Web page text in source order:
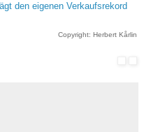
den eigenen Verkaufsrekord
Copyright: Herbert Kårlin